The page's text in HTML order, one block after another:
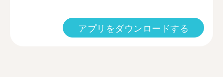
アプリをダウンロードする